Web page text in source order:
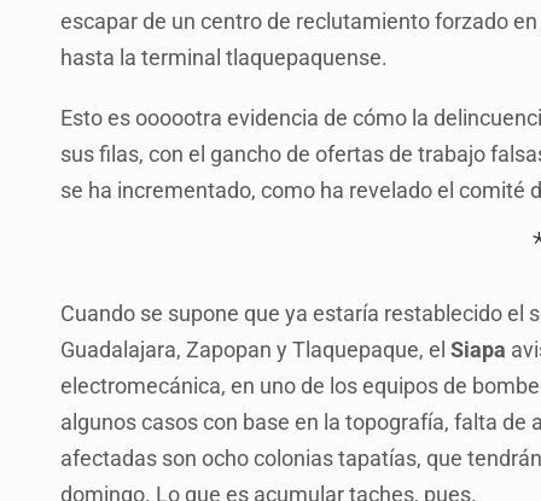
escapar de un centro de reclutamiento forzado
hasta la terminal tlaquepaquense.
Esto es oooootra evidencia de cómo la
sus filas, con el gancho de ofertas de trabajo
se ha incrementado, como ha revelado el comité
Cuando se supone que ya estaría restablecido
Guadalajara, Zapopan y Tlaquepaque, el Siapa
electromecánica, en uno de los equipos de
algunos casos con base en la topografía, falta de
afectadas son ocho colonias tapatías, que
domingo. Lo que es acumular taches, pues.